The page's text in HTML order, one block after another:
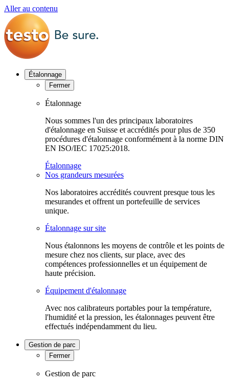
Aller au contenu
Étalonnage
Fermer
Étalonnage
Nous sommes l'un des principaux laboratoires
d'étalonnage en Suisse et accrédités pour plus de 350
procédures d'étalonnage conformément à la norme DIN
EN ISO/IEC 17025:2018.
Étalonnage
Nos grandeurs mesurées
Nos laboratoires accrédités couvrent presque tous les
mesurandes et offrent un portefeuille de services
unique.
Étalonnage sur site
Nous étalonnons les moyens de contrôle et les points de
mesure chez nos clients, sur place, avec des
compétences professionnelles et un équipement de
haute précision.
Équipement d'étalonnage
Avec nos calibrateurs portables pour la température,
l'humidité et la pression, les étalonnages peuvent être
effectués indépendamment du lieu.
Gestion de parc
Fermer
Gestion de parc